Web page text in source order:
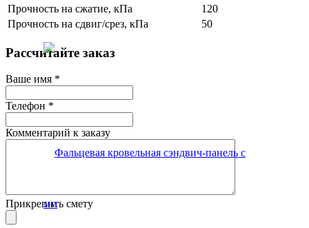
Прочность на сжатие, кПа
120
Прочность на сдвиг/срез, кПа
50
Рассчитайте заказ
Ваше имя *
Телефон *
Комментарий к заказу
Прикрепить смету